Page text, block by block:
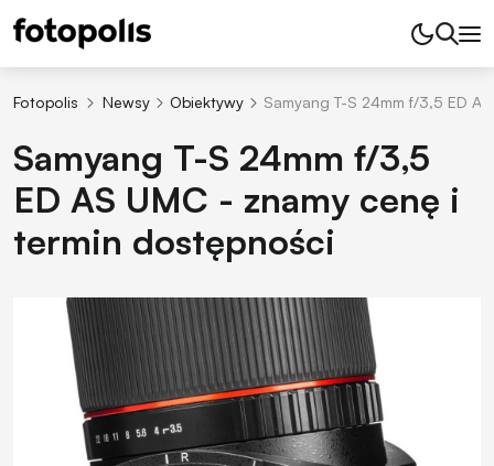
Fotopolis Newsy Obiektywy Samyang T-S 24mm f/3,5 ED
Samyang T-S 24mm f/3,5
ED AS UMC - znamy cenę i
termin dostępności